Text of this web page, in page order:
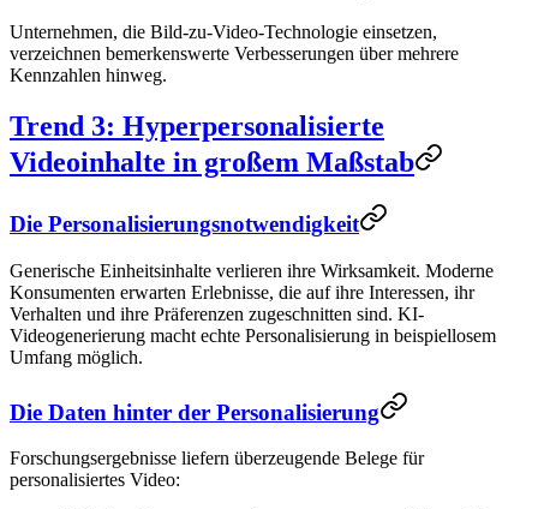
Unternehmen, die Bild-zu-Video-Technologie einsetzen,
verzeichnen bemerkenswerte Verbesserungen über mehrere
Kennzahlen hinweg.
Trend 3: Hyperpersonalisierte
Videoinhalte in großem Maßstab
Die Personalisierungsnotwendigkeit
Generische Einheitsinhalte verlieren ihre Wirksamkeit. Moderne
Konsumenten erwarten Erlebnisse, die auf ihre Interessen, ihr
Verhalten und ihre Präferenzen zugeschnitten sind. KI-
Videogenerierung macht echte Personalisierung in beispiellosem
Umfang möglich.
Die Daten hinter der Personalisierung
Forschungsergebnisse liefern überzeugende Belege für
personalisiertes Video: